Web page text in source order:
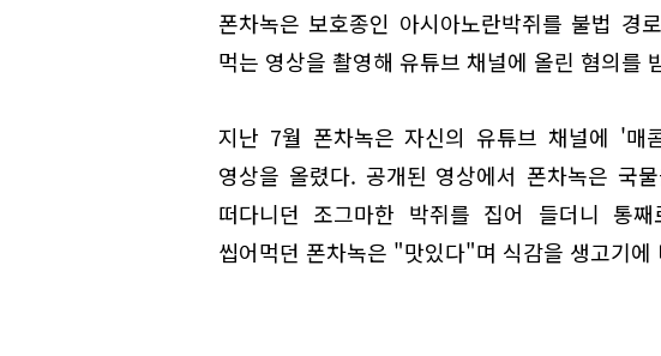
폰차녹은 보호종인 아시아노란박쥐를 불법 경
먹는 영상을 촬영해 유튜브 채널에 올린 혐의를
지난 7월 폰차녹은 자신의 유튜브 채널에 '매
영상을 올렸다. 공개된 영상에서 폰차녹은 국
떠다니던 조그마한 박쥐를 집어 들더니 통
씹어먹던 폰차녹은 "맛있다"며 식감을 생고기에